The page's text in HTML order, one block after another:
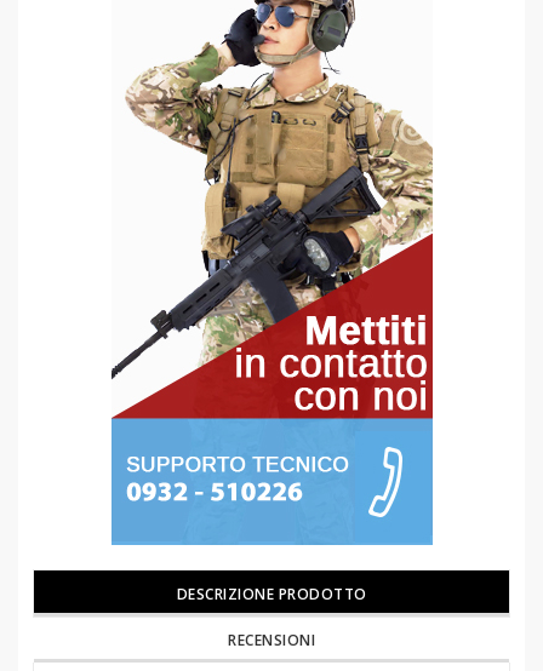
DESCRIZIONE PRODOTTO
RECENSIONI